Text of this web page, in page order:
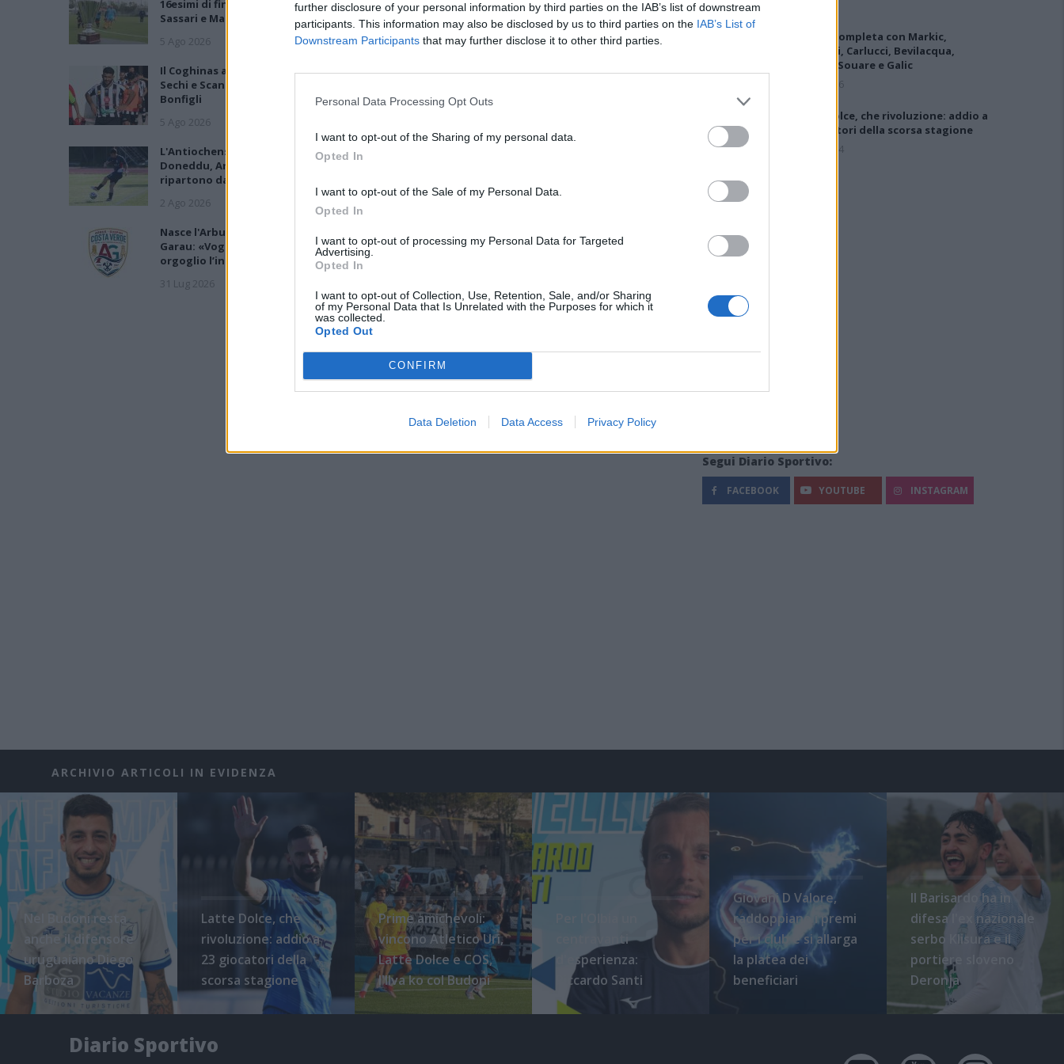
further disclosure of your personal information by third parties on the IAB’s list of downstream
participants. This information may also be disclosed by us to third parties on the IAB’s List of
Downstream Participants that may further disclose it to other third parties.
Personal Data Processing Opt Outs
I want to opt-out of the Sharing of my personal data.
Opted In
I want to opt-out of the Sale of my Personal Data.
Opted In
I want to opt-out of processing my Personal Data for Targeted
Advertising.
Opted In
I want to opt-out of Collection, Use, Retention, Sale, and/or Sharing
of my Personal Data that Is Unrelated with the Purposes for which it
was collected.
Opted Out
CONFIRM
Data Deletion Data Access Privacy Policy
16esimi di finale con i derby a Cagliari,
Sassari e Macomer
5 Ago 2026
anche Serra, tripletta Cus Cagliari
con Piroddi, Angiargia e Nenna
5 Ago 2026
Il Coghinas ancora più forte con
Sechi e Scanu, al Macomer arriva
Bonfigli
5 Ago 2026
L'Atletico Cagliari di Saba prende
duro
L'Antiochense prende Caddeo e
Doneddu, Arborea e Tharros
ripartono dai tecnici Firinu e Frongia
2 Ago 2026
2 Ago 2026
Nasce l'Arbus Guspini Costa Verde,
Garau: «Vogliamo rappresentare con
orgoglio l’intero territorio»
31 Lug 2026
Mancusi
L'Ilva si completa con Markic,
Contucci, Carlucci, Bevilacqua,
Solinas, Souare e Galic
7 Ago 2026
Latte Dolce, che rivoluzione: addio a
23 giocatori della scorsa stagione
9 Ago 2024
Segui Diario Sportivo:
FACEBOOK YOUTUBE INSTAGRAM
ARCHIVIO ARTICOLI IN EVIDENZA
Nel Budoni resta
anche il difensore
uruguaiano Diego
Barboza
Latte Dolce, che
rivoluzione: addio a
23 giocatori della
scorsa stagione
Prime amichevoli:
vincono Atletico Uri,
Latte Dolce e COS,
l'Ilva ko col Budoni
centravanti
d'esperienza:
Riccardo Santi
Giovani D Valore,
raddoppiano i premi
per i club e si allarga
la platea dei
beneficiari
Il Barisardo ha in
difesa l'ex nazionale
serbo Klisura e il
portiere sloveno
Deronja
Diario Sportivo